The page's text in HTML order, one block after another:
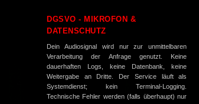
DGSVO - MIKROFON &
DATENSCHUTZ
Dein Audiosignal wird nur zur unmittelbaren
Verarbeitung der Anfrage genutzt. Keine
dauerhaften Logs, keine Datenbank, keine
Weitergabe an Dritte. Der Service läuft als
Systemdienst; kein Terminal-Logging.
Technische Fehler werden (falls überhaupt) nur